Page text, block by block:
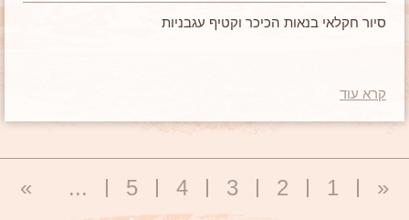
סיור חקלאי בנאות הכיכר וקטיף עגבניות
קרא עוד
«
1
2
3
4
5
...
»